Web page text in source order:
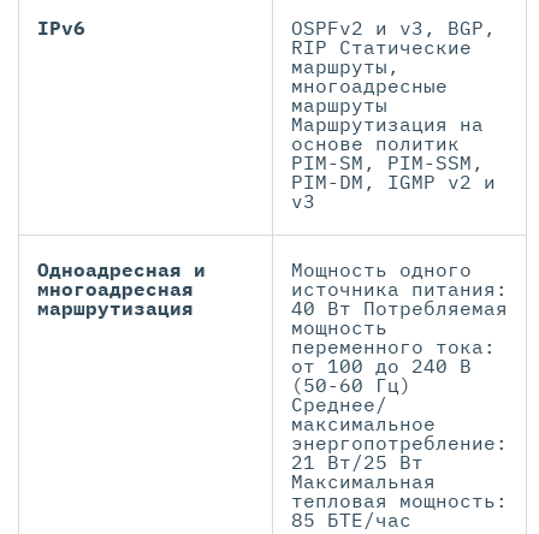
IPv6
OSPFv2 и v3, BGP,
RIP Статические
маршруты,
многоадресные
маршруты
Маршрутизация на
основе политик
PIM-SM, PIM-SSM,
PIM-DM, IGMP v2 и
v3
Одноадресная и
многоадресная
маршрутизация
Мощность одного
источника питания:
40 Вт Потребляемая
мощность
переменного тока:
от 100 до 240 В
(50-60 Гц)
Среднее/
максимальное
энергопотребление:
21 Вт/25 Вт
Максимальная
тепловая мощность:
85 БТЕ/час